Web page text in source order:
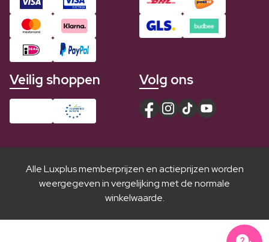
Veilig shoppen Volg ons
Alle Luxplus memberprijzen en actieprijzen worden
weergegeven in vergelijking met de normale
winkelwaarde.